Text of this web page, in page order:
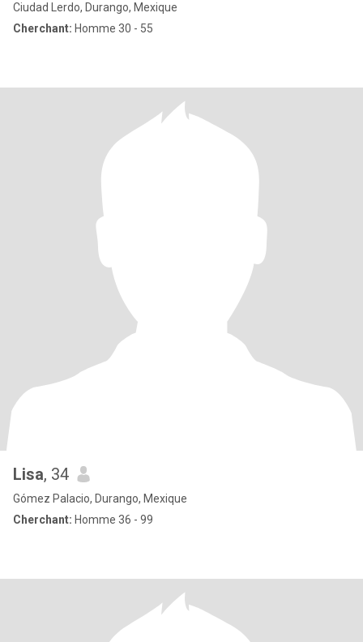
Ciudad Lerdo, Durango, Mexique
Cherchant: Homme 30 - 55
Lisa, 34
Gómez Palacio, Durango, Mexique
Cherchant: Homme 36 - 99